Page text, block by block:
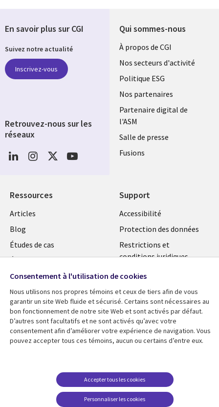
Qui sommes-nous
Useful
links
FRANCE
À propos de CGI
Nos secteurs d'activité
Politique ESG
Nos partenaires
Partenaire digital de
l'ASM
Salle de presse
Fusions
Ressources
Library
Links
FRANCE
Articles
Blog
Études de cas
Événements
Podcasts
Points de vue
Vidéos
En voir plus
Support
Legal
FRANCE
Accessibilité
Protection des données
Restrictions et
conditions juridiques
FAQ Carrières
Centre de gestion des
témoins
En savoir plus sur CGI
Suivez notre actualité
Inscrivez-vous
Retrouvez-nous sur les
réseaux
Social
Media
Consentement à l'utilisation de cookies
Nous utilisons nos propres témoins et ceux de tiers afin de vous
garantir un site Web fluide et sécurisé. Certains sont nécessaires au
bon fonctionnement de notre site Web et sont activés par défaut.
D’autres sont facultatifs et ne sont activés qu’avec votre
consentement afin d’améliorer votre expérience de navigation. Vous
pouvez accepter tous ces témoins, aucun ou certains d’entre eux.
Personnaliser les cookies
Accepter tous les cookies